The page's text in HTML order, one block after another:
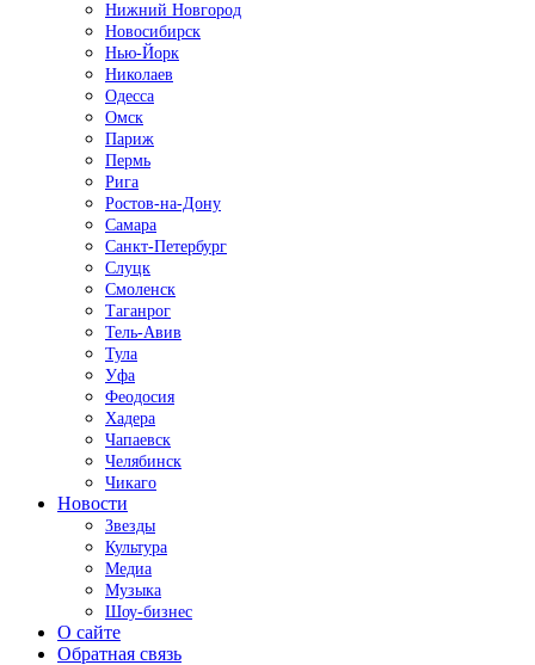
Нижний Новгород
Новосибирск
Нью-Йорк
Николаев
Одесса
Омск
Париж
Пермь
Рига
Ростов-на-Дону
Самара
Санкт-Петербург
Слуцк
Смоленск
Таганрог
Тель-Авив
Тула
Уфа
Феодосия
Хадера
Чапаевск
Челябинск
Чикаго
Новости
Звезды
Культура
Медиа
Музыка
Шоу-бизнес
О сайте
Обратная связь